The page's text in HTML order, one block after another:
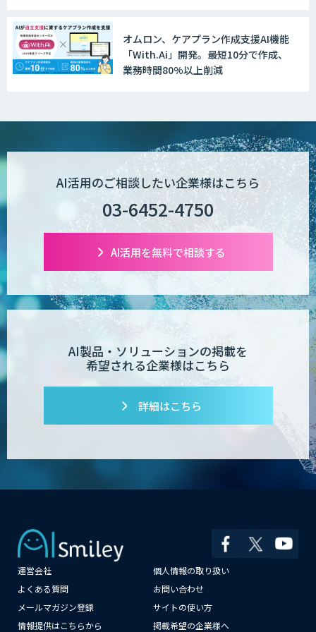
オムロン、ケアプラン作成支援AI機能
「With.Ai」開発。最短10分で作成、
業務時間80%以上削減
AI活用のご相談したい企業様はこちら
03-6452-4750
AI活用を無料で相談する
AI製品・ソリューションの掲載を
希望される企業様はこちら
詳細はこちら
運営会社
個人情報の取り扱い
よくある質問
お問い合わせ
メールマガジン登録
サイトの使い方
情報提供はこちらから
掲載希望の企業様へ